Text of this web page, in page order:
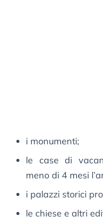
i monumenti;
le case di
meno di 4 mesi
i palazzi storici
le chiese e altri